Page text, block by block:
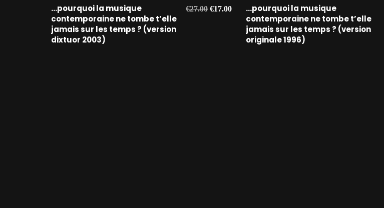
AJOUTER AU PANIER
…pourquoi la musique
contemporaine ne tombe t’elle
jamais sur les temps ? (version
dixtuor 2003)
€27.00 Le
€17.00Le
actuel
AJOUTER AU PANIER
…pourquoi la musique
contemporaine ne tombe t’elle
jamais sur les temps ? (version
originale 1996)